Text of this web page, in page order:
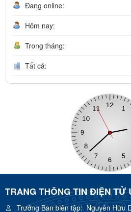
Đang online:
Hôm nay:
Trong tháng:
Tất cả:
TRANG THÔNG TIN ĐIỆN TỬ
Trưởng Ban biên tập:Nguyễn Hữu